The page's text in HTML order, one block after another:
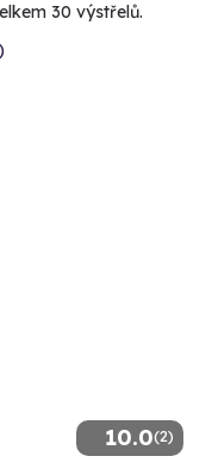
30 výstřelů.
10.0(2)